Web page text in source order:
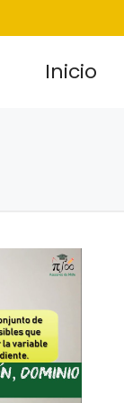
Inicio